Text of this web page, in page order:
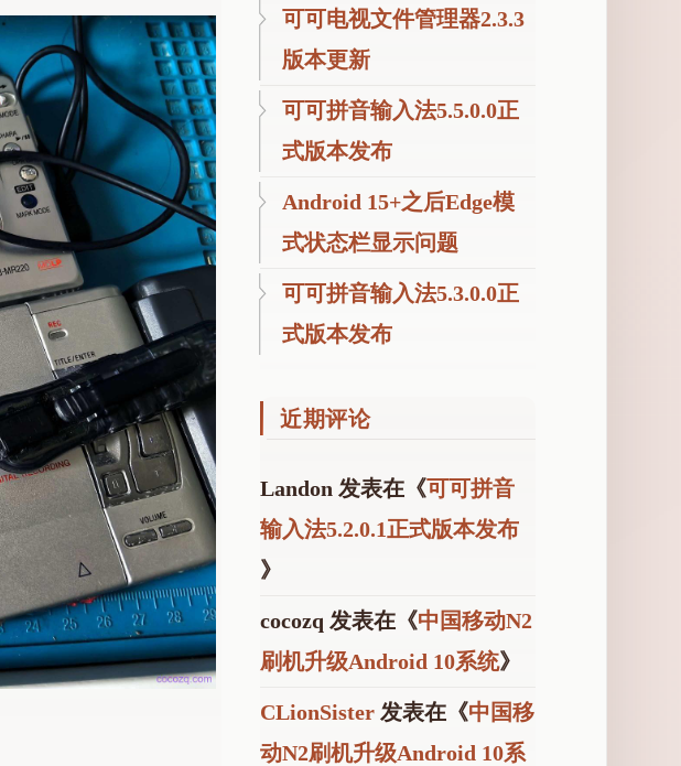
可可电视文件管理器2.3.3
版本更新
可可拼音输入法5.5.0.0正
式版本发布
Android 15+之后Edge模
式状态栏显示问题
可可拼音输入法5.3.0.0正
式版本发布
近期评论
Landon 发表在《可可拼音
输入法5.2.0.1正式版本发布
》
cocozq 发表在《中国移动N2
刷机升级Android 10系统》
CLionSister 发表在《中国移
动N2刷机升级Android 10系